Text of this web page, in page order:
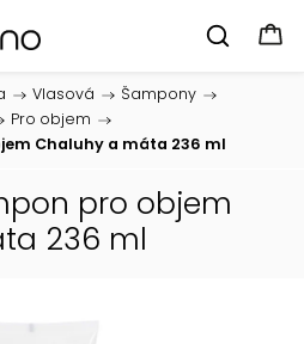
/ Vlasová / Šampony /
Pro objem /
Chaluhy a máta 236 ml
pro objem
236 ml